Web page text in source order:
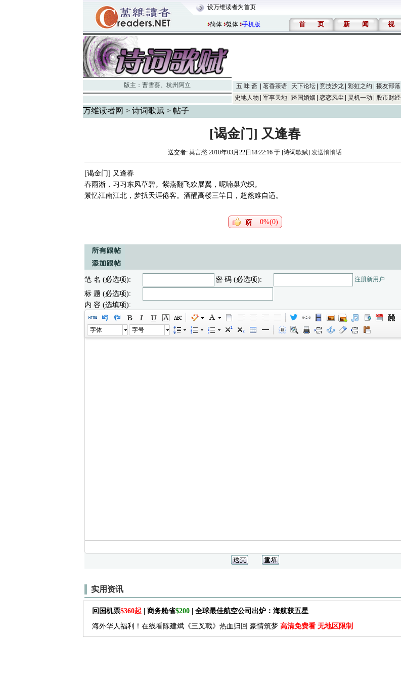
设万维读者为首页
简体 繁体 手机版 首 页 新 闻 视
版主： 曹雪葵、 杭州阿立 五 味 斋 茗香茶语 天下论坛 竞技沙龙 彩虹之约 摄友部落
史地人物
军事天地 跨国婚姻 恋恋风尘 灵机一动 股市财经
万维读者网 > 诗词歌赋> 帖子
[谒金门] 又逢春
送交者: 莫言愁 2010年03月22日18:22:16 于 [诗词歌赋] 发送悄悄话
[谒金门] 又逢春
春雨淅，习习东风草碧。紫燕翻飞欢展翼，呢喃巢穴织。
景忆江南江北，梦扰天涯倦客。酒醒高楼三竿日，超然难自适。
0%(0)
笔 名 (必选项): 密 码 (必选项): 注册新用户
标 题 (必选项):
内 容 (选填项):
字体 字号
实用资讯
回国机票$360起 | 商务舱省$200| 全球最佳航空公司出炉：海航获五星
海外华人福利！在线看陈建斌《三叉戟》热血归回 豪情筑梦 高清免费看 无地区限制